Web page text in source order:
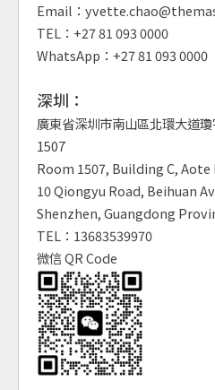
Email：
TEL：+27 81 093 0000
WhatsApp：+27 81 093 0000
深圳：
廣東省深圳市南山區北環大道
1507
Room 1507, Building C,
10 Qiongyu Road, Beihuan
Shenzhen, Guangdong
TEL：13683539970
微信 QR Code